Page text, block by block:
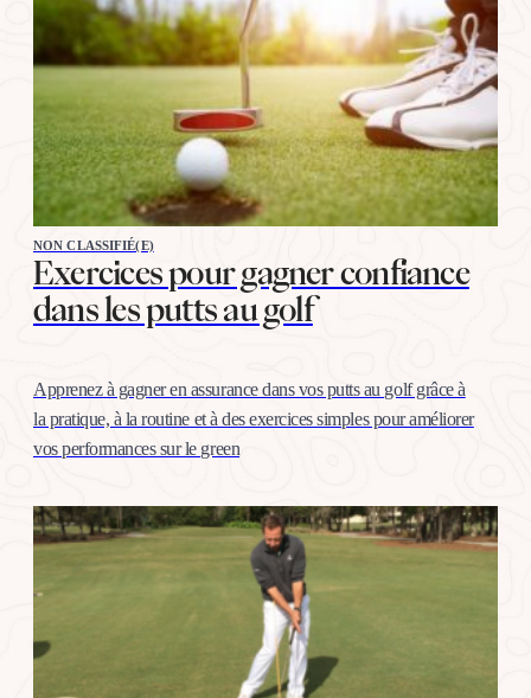
NON CLASSIFIÉ(E)
Exercices pour gagner confiance
dans les putts au golf
Apprenez à gagner en assurance dans vos putts au golf grâce à
la pratique, à la routine et à des exercices simples pour améliorer
vos performances sur le green